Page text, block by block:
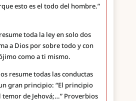
esto es el todo del hombre.”
toda la ley en solo dos
a Dios por sobre todo y con
como a ti mismo.
resume todas las conductas
gran principio: “El principio
temor de Jehová;…” Proverbios